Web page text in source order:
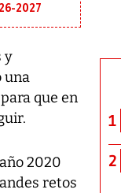
2027
y
una
que en
2020
retos
1
2